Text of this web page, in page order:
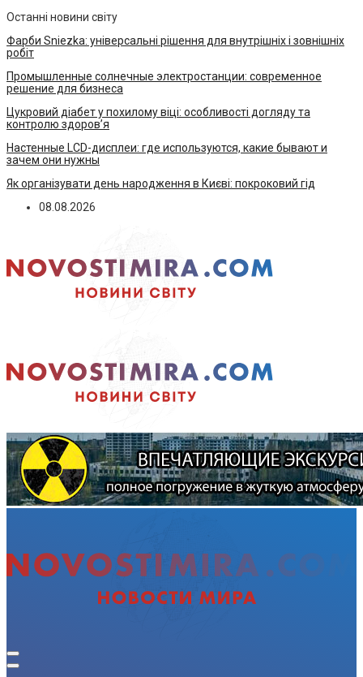
Останні новини світу
Фарби Sniezka: універсальні рішення для внутрішніх і зовнішніх
робіт
Промышленные солнечные электростанции: современное
решение для бизнеса
Цукровий діабет у похилому віці: особливості догляду та
контролю здоров’я
Настенные LCD-дисплеи: где используются, какие бывают и
зачем они нужны
Як організувати день народження в Києві: покроковий гід
08.08.2026